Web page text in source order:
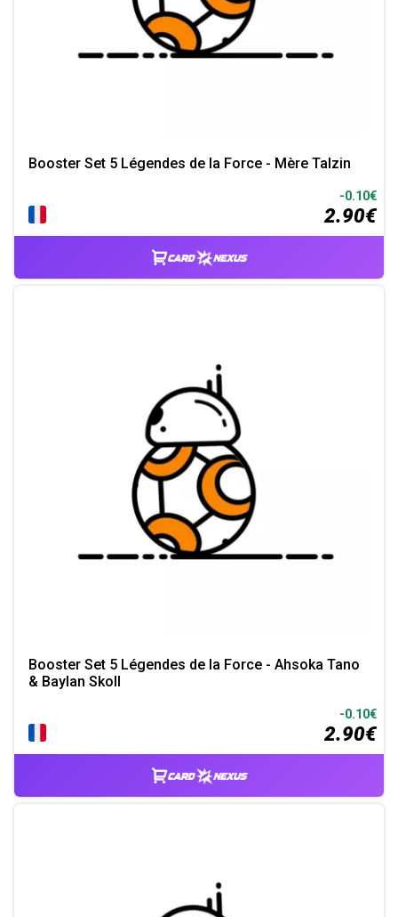
Booster Set 5 Légendes de la Force - Mère Talzin
-0.10€
2.90€
Booster Set 5 Légendes de la Force - Ahsoka Tano
& Baylan Skoll
-0.10€
2.90€